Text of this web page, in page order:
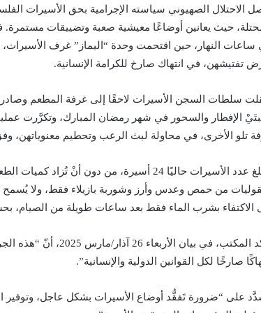
الاحتلال الصهيوني سياسته الإجرامية بحق الأسيرات
حيث يعانين أوضاعًا معيشية صعبة وتضييقات
ساعات النهار، حين اقتحمت وحدة “اليماز” غرف الأسيرات،
تفتيشهن، في انتهاك صارخ للكرامة الإنسانية.
سلطات السجن الأسيرات لاحقًا إلى غرفة المطعم
تلو الأخرى، في محاولة لبث الرعب وتحطيم معنوياتهن،
ويبلغ عدد الأسيرات حاليًا 24 أسيرة، من دون
من حمص وعدس وأرز وشوربة بازيلاء فقط، ولا
الاكتفاء بشرب الماء فقط بعد ساعات طويلة من الصيام،
وأكد المكتب، في بيان
صارخًا لكل القوانين الدولية والإنسانية”.
على “ضرورة تَفقُّد أوضاع الأسيرات بشكل عاجل، وتوفير